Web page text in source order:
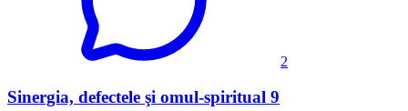
2
Sinergia, defectele şi omul-spiritual 9